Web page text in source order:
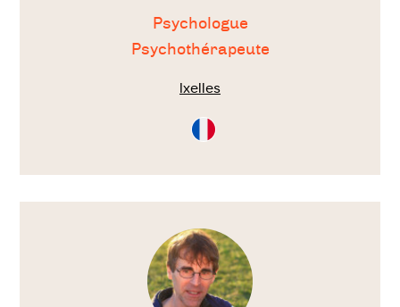
Psychologue
Psychothérapeute
Ixelles
Consultation
en
Voir